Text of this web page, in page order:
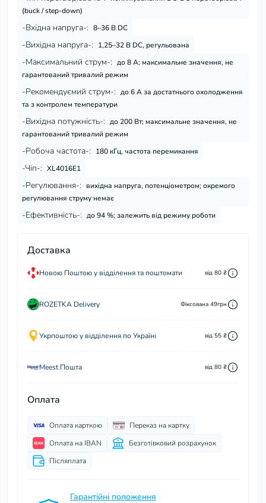
(buck / step-down)
-Вхідна напруга-: 8–36 В DC
-Вихідна напруга-: 1,25–32 В DC, регульована
-Максимальний струм-: до 8 А; максимальне значення, не
гарантований тривалий режим
-Рекомендуємий струм-: до 6 А за достатнього охолодження
та з контролем температури
-Вихідна потужність-: до 200 Вт; максимальне значення, не
гарантований тривалий режим
-Робоча частота-: 180 кГц, частота перемикання
-Чіп-: XL4016E1
-Регулювання-:
вихідна напруга, потенціометром; окремого
регулювання струму немає
-Ефективність-: до 94 %; залежить від режиму роботи
Доставка
Новою Поштою у відділення та поштомати від 80 ₴
ROZETKA Delivery Фіксована 49грн
Укрпоштою у відділення по Україні від 55 ₴
Meest Пошта від 80 ₴
Оплата
Оплата карткою
Переказ на картку
Оплата на IBAN
Безготівковий розрахунок
Післяплата
Гарантійні положення